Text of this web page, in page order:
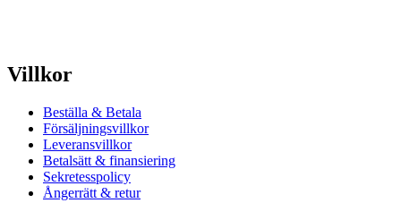
Villkor
Beställa & Betala
Försäljningsvillkor
Leveransvillkor
Betalsätt & finansiering
Sekretesspolicy
Ångerrätt & retur